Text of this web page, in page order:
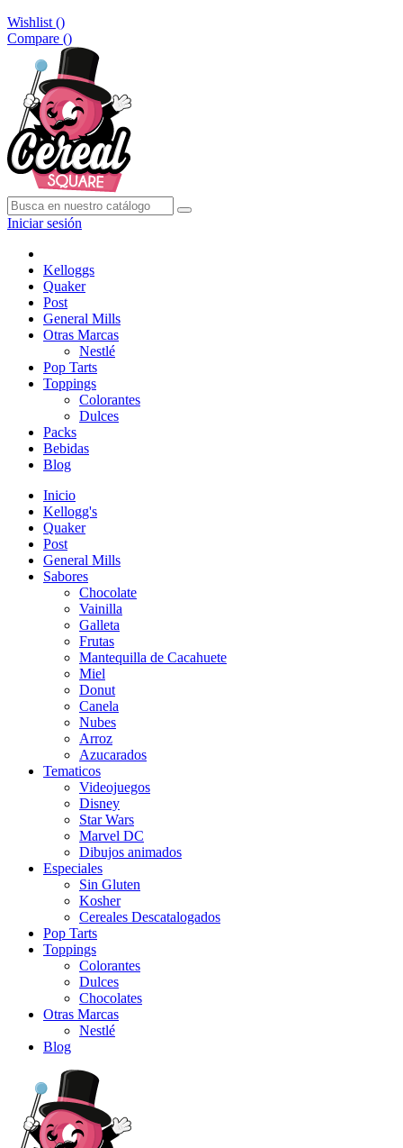
Wishlist ()
Compare ()
Iniciar sesión
Kelloggs
Quaker
Post
General Mills
Otras Marcas
Nestlé
Pop Tarts
Toppings
Colorantes
Dulces
Packs
Bebidas
Blog
Inicio
Kellogg's
Quaker
Post
General Mills
Sabores
Chocolate
Vainilla
Galleta
Frutas
Mantequilla de Cacahuete
Miel
Donut
Canela
Nubes
Arroz
Azucarados
Tematicos
Videojuegos
Disney
Star Wars
Marvel DC
Dibujos animados
Especiales
Sin Gluten
Kosher
Cereales Descatalogados
Pop Tarts
Toppings
Colorantes
Dulces
Chocolates
Otras Marcas
Nestlé
Blog